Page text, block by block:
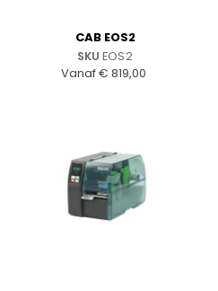
CAB EOS2
SKU EOS2
Vanaf€ 819,00